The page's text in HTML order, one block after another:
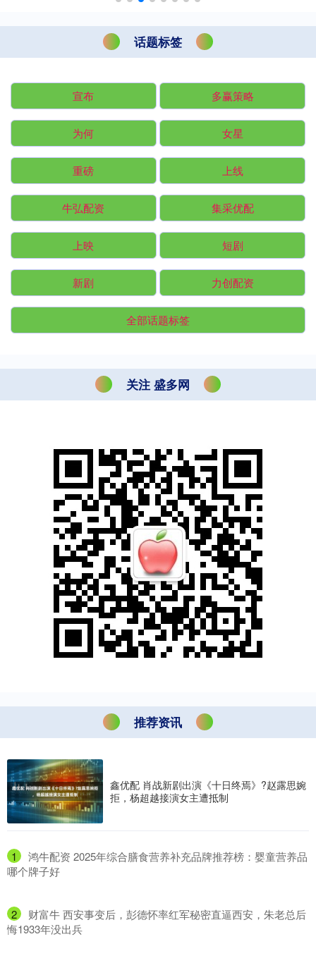
话题标签
宣布 多赢策略
为何 女星
重磅 上线
牛弘配资 集采优配
上映 短剧
新剧 力创配资
全部话题标签
关注 盛多网
推荐资讯
鑫优配 肖战新剧出演《十日终焉》?赵露思婉
拒，杨超越接演女主遭抵制
1
​鸿牛配资 2025年综合膳食营养补充品牌推荐榜：婴童营养品
哪个牌子好
2
​财富牛 西安事变后，彭德怀率红军秘密直逼西安，朱老总后
悔1933年没出兵